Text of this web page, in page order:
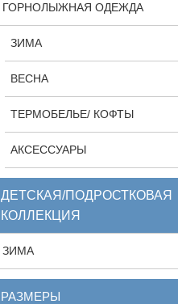
ГОРНОЛЫЖНАЯ ОДЕЖДА
ЗИМА
ВЕСНА
ТЕРМОБЕЛЬЕ/ КОФТЫ
АКСЕССУАРЫ
ДЕТСКАЯ/ПОДРОСТКОВАЯ
КОЛЛЕКЦИЯ
ЗИМА
РАЗМЕРЫ